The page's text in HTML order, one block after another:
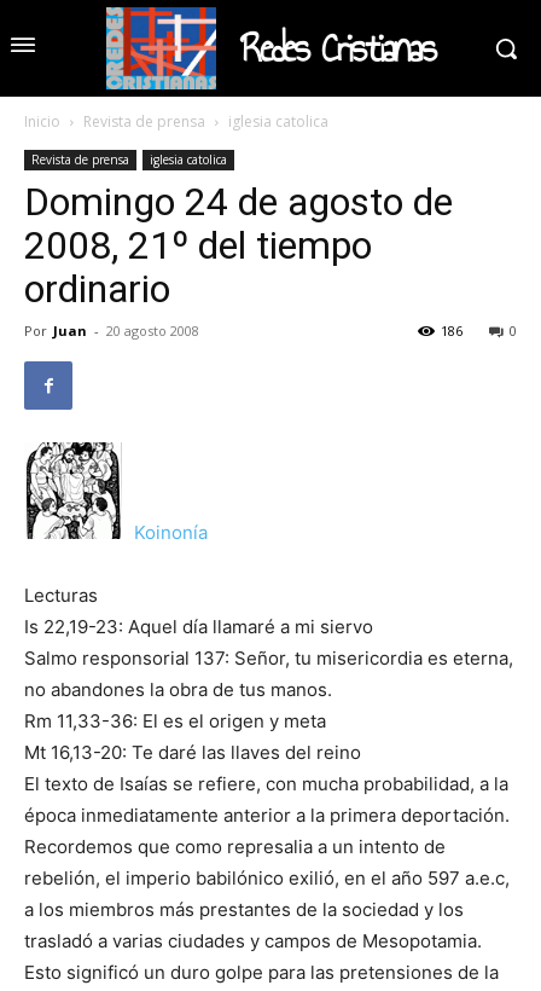
Redes Cristianas
Inicio Revista de prensa iglesia catolica
Revista de prensa iglesia catolica
Domingo 24 de agosto de
2008, 21º del tiempo
ordinario
Por Juan - 20 agosto 2008 0
186
Koinonía
Lecturas
Is 22,19-23: Aquel día llamaré a mi siervo
Salmo responsorial 137: Señor, tu misericordia es eterna,
no abandones la obra de tus manos.
Rm 11,33-36: El es el origen y meta
Mt 16,13-20: Te daré las llaves del reino
El texto de Isaías se refiere, con mucha probabilidad, a la
época inmediatamente anterior a la primera deportación.
Recordemos que como represalia a un intento de
rebelión, el imperio babilónico exilió, en el año 597 a.e.c,
a los miembros más prestantes de la sociedad y los
trasladó a varias ciudades y campos de Mesopotamia.
Esto significó un duro golpe para las pretensiones de la